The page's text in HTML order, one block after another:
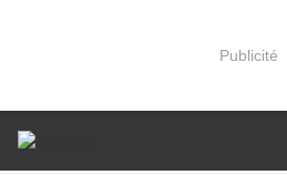
Publicité